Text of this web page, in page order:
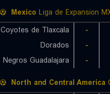
Mexico Liga de Expansion
Coyotes de Tlaxcala
-
Dorados
-
-
North and Central America